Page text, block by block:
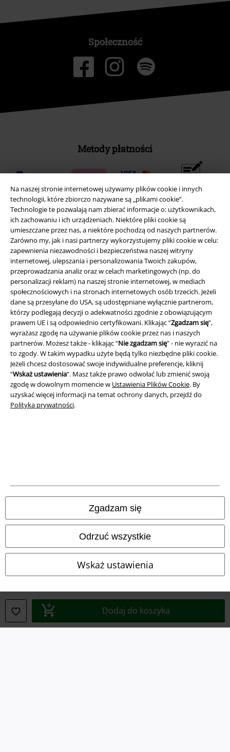
Na naszej stronie internetowej używamy plików cookie i innych
technologii, które zbiorczo nazywane są „plikami cookie”.
Technologie te pozwalają nam zbierać informacje o: użytkownikach,
ich zachowaniu i ich urządzeniach. Niektóre pliki cookie są
umieszczane przez nas, a niektóre pochodzą od naszych partnerów.
Zarówno my, jak i nasi partnerzy wykorzystujemy pliki cookie w celu:
zapewnienia niezawodności i bezpieczeństwa naszej witryny
internetowej, ulepszania i personalizowania Twoich zakupów,
przeprowadzania analiz oraz w celach marketingowych (np. do
personalizacji reklam) na naszej stronie internetowej, w mediach
społecznościowych i na stronach internetowych osób trzecich. Jeżeli
dane są przesyłane do USA, są udostępniane wyłącznie partnerom,
którzy podlegają decyzji o adekwatności zgodnie z obowiązującym
prawem UE i są odpowiednio certyfikowani. Klikając “Zgadzam się”,
wyrażasz zgodę na używanie plików cookie przez nas i naszych
partnerów. Możesz także - klikając “Nie zgadzam się” - nie wyrazić na
to zgody. W takim wypadku użyte będą tylko niezbędne pliki cookie.
Jeżeli chcesz dostosować swoje indywidualne preferencje, kliknij
“Wskaż ustawienia”. Masz także prawo odwołać lub zmienić swoją
zgodę w dowolnym momencie w Ustawienia Plików Cookie. By
uzyskać więcej informacji na temat ochrony danych, przejdź do
Polityka prywatności.
Zgadzam się
Odrzuć wszystkie
Wskaż ustawienia
Dodaj do koszyka
Społeczność
Metody płatności
(płatność z góry)
Płatność za
pobraniem
Wysyłka
Aplikację EMP
Ściągnij nową aplikację EMP - ZA DARMO - i korzystaj z nowych
funkcji!
Informacje prawne
Dane firmy